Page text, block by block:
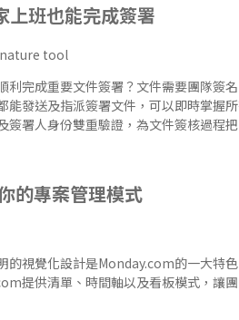
上班也能完成簽署
利完成重要文件簽署？文件需要團隊簽
能發送及指派簽署文件，可以即時掌握
署人身份雙重驗證，為文件簽核過程把
的專案管理模式
的視覺化設計是Monday.com的一大特
提供清單、時間軸以及看板模式，讓團